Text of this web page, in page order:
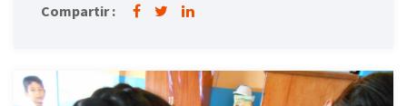
Compartir :